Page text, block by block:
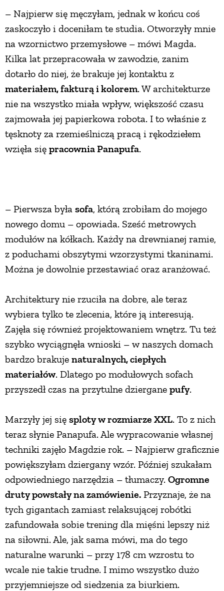
– Najpierw się męczyłam, jednak w końcu coś
zaskoczyło i doceniłam te studia. Otworzyły mnie
na wzornictwo przemysłowe – mówi Magda.
Kilka lat przepracowała w zawodzie, zanim
dotarło do niej, że brakuje jej kontaktu z
materiałem, fakturą i kolorem. W architekturze
nie na wszystko miała wpływ, większość czasu
zajmowała jej papierkowa robota. I to właśnie z
tęsknoty za rzemieślniczą pracą i rękodziełem
wzięła się pracownia Panapufa.
– Pierwsza była sofa, którą zrobiłam do mojego
nowego domu – opowiada. Sześć metrowych
modułów na kółkach. Każdy na drewnianej ramie,
z poduchami obszytymi wzorzystymi tkaninami.
Można je dowolnie przestawiać oraz aranżować.
Architektury nie rzuciła na dobre, ale teraz
wybiera tylko te zlecenia, które ją interesują.
Zajęła się również projektowaniem wnętrz. Tu też
szybko wyciągnęła wnioski – w naszych domach
bardzo brakuje naturalnych, ciepłych
materiałów. Dlatego po modułowych sofach
przyszedł czas na przytulne dziergane pufy.
Marzyły jej się sploty w rozmiarze XXL. To z nich
teraz słynie Panapufa. Ale wypracowanie własnej
techniki zajęło Magdzie rok. – Najpierw graficznie
powiększyłam dziergany wzór. Później szukałam
odpowiedniego narzędzia – tłumaczy. Ogromne
druty powstały na zamówienie. Przyznaje, że na
tych gigantach zamiast relaksującej robótki
zafundowała sobie trening dla mięśni lepszy niż
na siłowni. Ale, jak sama mówi, ma do tego
naturalne warunki – przy 178 cm wzrostu to
wcale nie takie trudne. I mimo wszystko dużo
przyjemniejsze od siedzenia za biurkiem.